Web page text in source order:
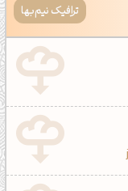
ترافیک نیم‌بها